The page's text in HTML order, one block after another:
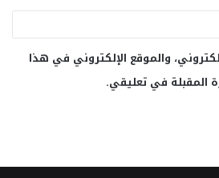
والموقع الإلكتروني في هذا
المقبلة في تعليقي.